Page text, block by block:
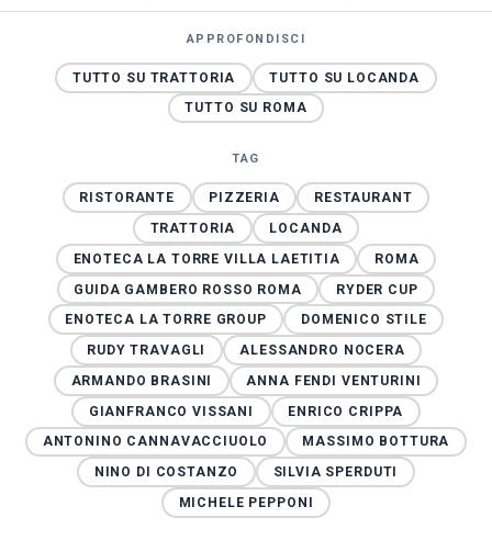
APPROFONDISCI
TUTTO SU TRATTORIA
TUTTO SU LOCANDA
TUTTO SU ROMA
TAG
RISTORANTE PIZZERIA
RESTAURANT
TRATTORIA
LOCANDA
ENOTECA LA TORRE VILLA LAETITIA
ROMA
GUIDA GAMBERO ROSSO ROMA
RYDER CUP
ENOTECA LA TORRE GROUP
DOMENICO STILE
RUDY TRAVAGLI
ALESSANDRO NOCERA
ARMANDO BRASINI
ANNA FENDI VENTURINI
GIANFRANCO VISSANI
ENRICO CRIPPA
ANTONINO CANNAVACCIUOLO
MASSIMO BOTTURA
NINO DI COSTANZO
SILVIA SPERDUTI
MICHELE PEPPONI